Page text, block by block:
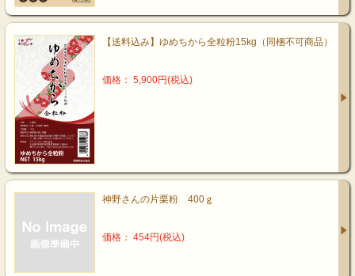
【送料込み】ゆめちから全粒粉15kg（同梱不可商品）
価格： 5,900円(税込)
神野さんの片栗粉 400ｇ
価格： 454円(税込)